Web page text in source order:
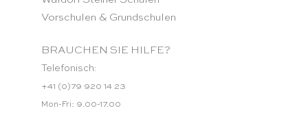
Vorschulen & Grundschulen
BRAUCHEN SIE HILFE?
Telefonisch:
+41 (0)79 920 14 23
Mon-Fri: 9.00-17.00